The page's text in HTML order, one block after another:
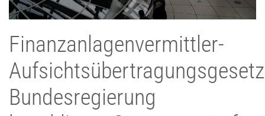
Finanzanlagenvermittler-
Bundesregierung